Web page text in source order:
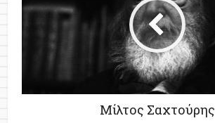
Μίλτος Σαχτούρης